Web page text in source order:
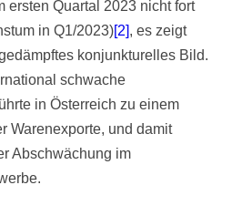
ersten Quartal 2023 nicht fort
in Q1/2023)[2], es zeigt
konjunkturelles Bild.
schwache
in Österreich zu einem
Warenexporte, und damit
Abschwächung im